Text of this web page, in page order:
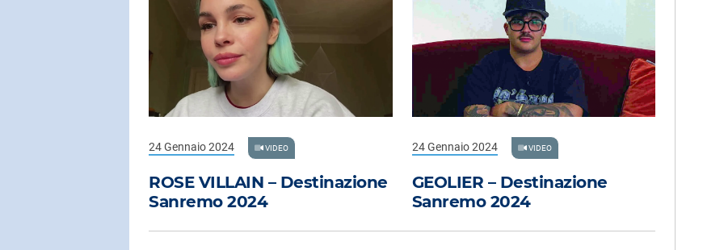
ROSE VILLAIN – Destinazione
Sanremo 2024
24 Gennaio 2024 VIDEO
GEOLIER – Destinazione
Sanremo 2024
24 Gennaio 2024 VIDEO